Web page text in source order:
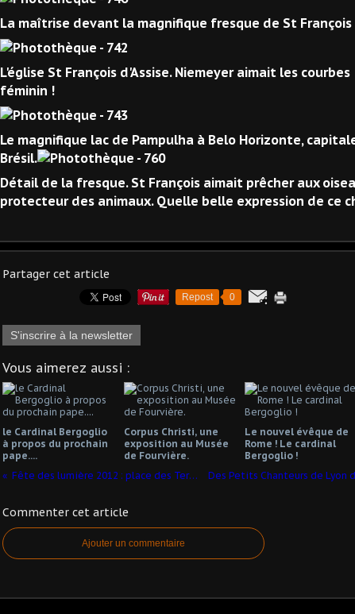
La maîtrise devant la magnifique fresque de St François
L'église St François d'Assise. Niemeyer aimait les
féminin !
Le magnifique lac de Pampulha à Belo Horizonte,
Brésil.
Détail de la fresque. St François aimait prêcher aux
protecteur des animaux. Quelle belle expression de ce
Partager cet article
Repost 0
S'inscrire à la newsletter
Vous aimerez aussi :
le Cardinal Bergoglio
à propos du prochain
pape....
Corpus Christi, une
exposition au Musée
de Fourvière.
Le nouvel évêque de
Rome ! Le cardinal
Bergoglio !
Fête des lumière 2012 : place des Terreaux
Commenter cet article
Ajouter un commentaire